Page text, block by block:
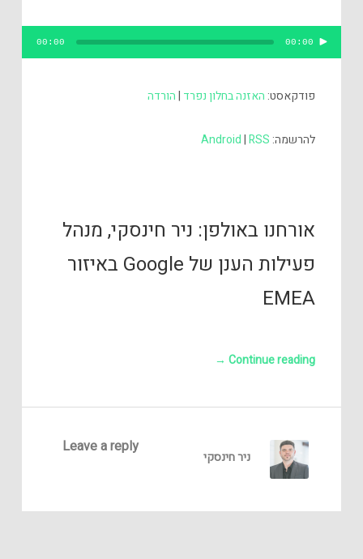
00:00
00:00
פודקאסט: האזנה בחלון נפרד |הורדה
להרשמה: Android|RSS
אורחנו באולפן: ניר חינסקי, מנהל
פעילות הענן של Google באיזור
EMEA
Continue reading
→
Leave a reply
ניר חינסקי